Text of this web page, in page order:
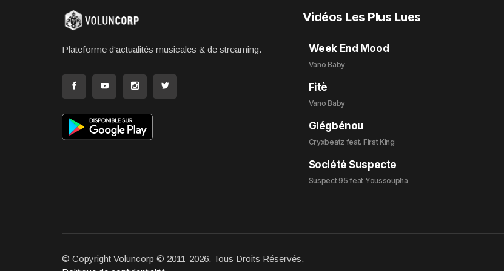
Plateforme d'actualités musicales & de streaming.
Vidéos Les Plus Lues
Week End Mood
Vano Baby
Fitè
Vano Baby
Glégbénou
Cryxbeatz feat. First King
Société Suspecte
Suspect 95 feat Youssoupha
© Copyright Voluncorp © 2011-2026. Tous Droits Réservés.